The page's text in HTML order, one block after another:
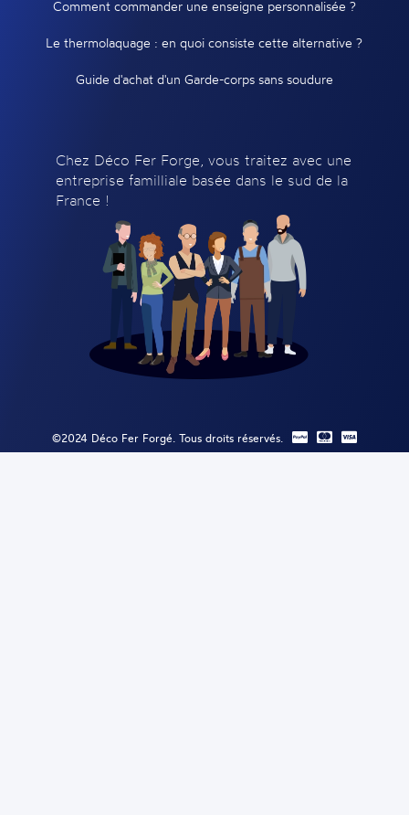
Comment commander une enseigne personnalisée ?
Le thermolaquage : en quoi consiste cette alternative ?
Guide d'achat d'un Garde-corps sans soudure
Chez Déco Fer Forge, vous traitez avec une
entreprise familliale basée dans le sud de la
France !
©2024 Déco Fer Forgé. Tous droits réservés.